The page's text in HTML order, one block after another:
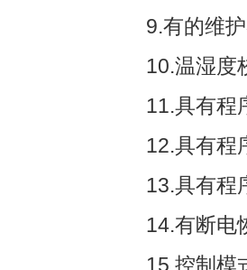
9.有的维
10.温湿度
11.具有程
12.具有程
13.具有程
14.有断电
15.控制模